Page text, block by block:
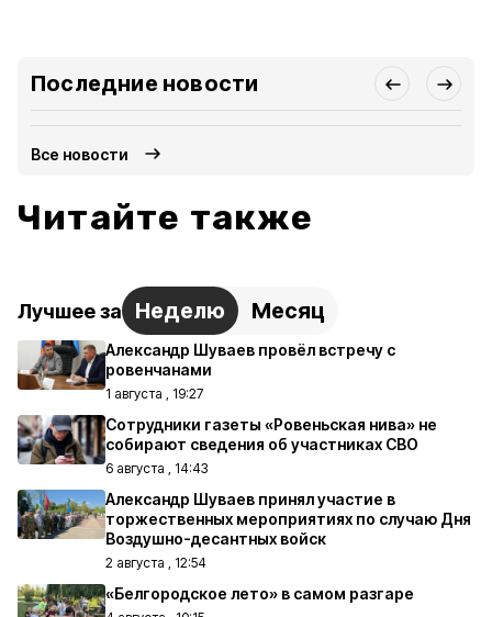
Последние новости
Все новости
Читайте также
Лучшее за Неделю Месяц
Александр Шуваев провёл встречу с
ровенчанами
1 августа , 19:27
Сотрудники газеты «Ровеньская нива» не
собирают сведения об участниках СВО
6 августа , 14:43
Александр Шуваев принял участие в
торжественных мероприятиях по случаю Дня
Воздушно-десантных войск
2 августа , 12:54
«Белгородское лето» в самом разгаре